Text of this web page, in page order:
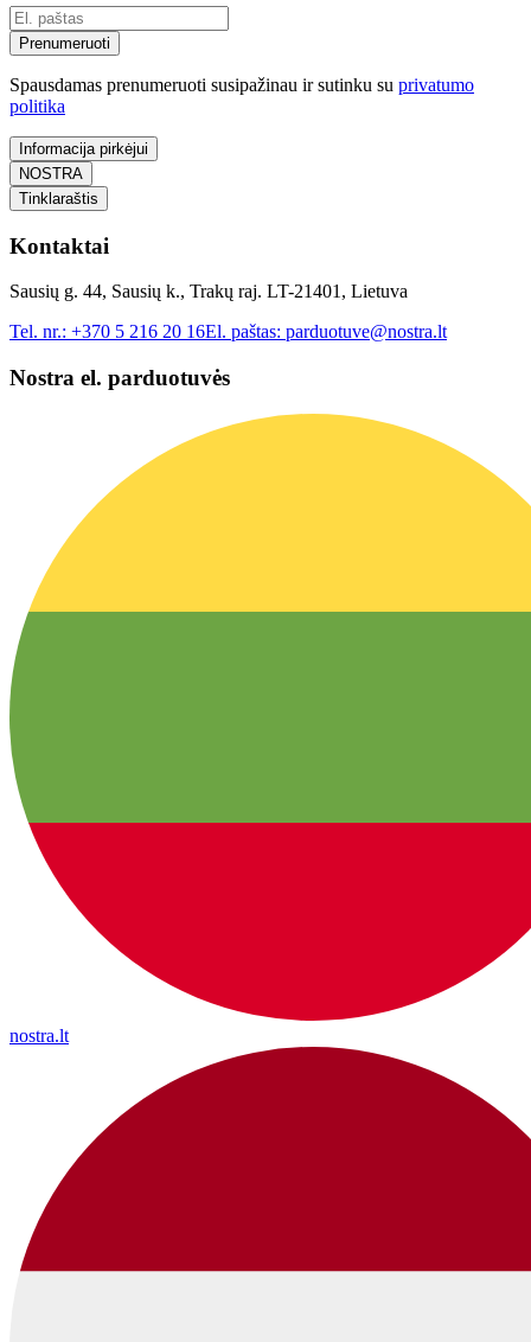
Prenumeruoti
Spausdamas prenumeruoti susipažinau ir sutinku su privatumo
politika
Informacija pirkėjui
NOSTRA
Tinklaraštis
Kontaktai
Sausių g. 44, Sausių k., Trakų raj. LT-21401, Lietuva
Tel. nr.: +370 5 216 20 16El. paštas: parduotuve@nostra.lt
Nostra el. parduotuvės
nostra.lt